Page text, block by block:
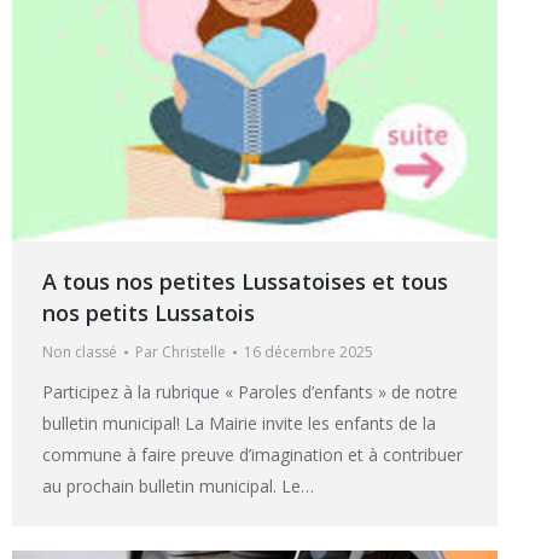
A tous nos petites Lussatoises et tous
nos petits Lussatois
Non classé Par Christelle 16 décembre 2025
Participez à la rubrique « Paroles d’enfants » de notre
bulletin municipal! La Mairie invite les enfants de la
commune à faire preuve d’imagination et à contribuer
au prochain bulletin municipal. Le…